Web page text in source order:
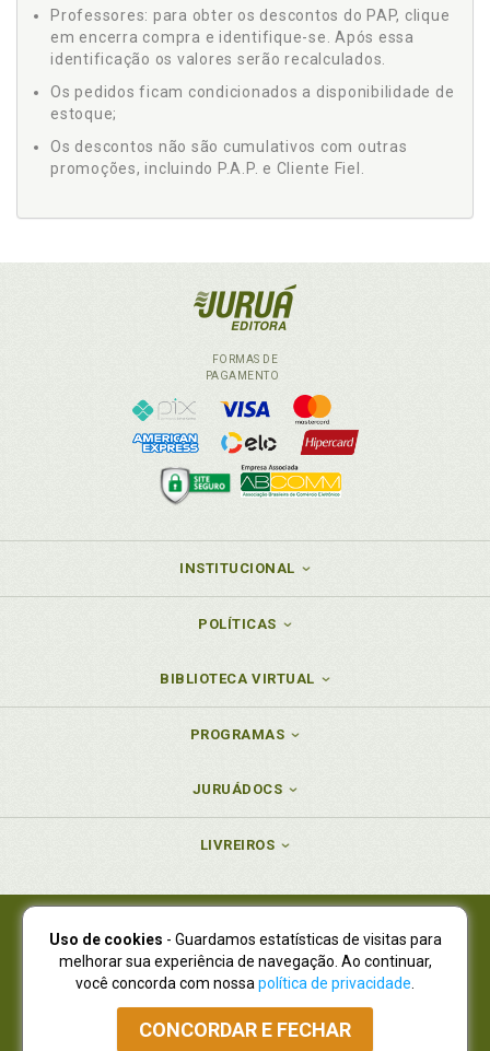
Professores: para obter os descontos do PAP, clique
em encerra compra e identifique-se. Após essa
identificação os valores serão recalculados.
Os pedidos ficam condicionados a disponibilidade de
estoque;
Os descontos não são cumulativos com outras
promoções, incluindo P.A.P. e Cliente Fiel.
FORMAS DE
PAGAMENTO
INSTITUCIONAL
POLÍTICAS
BIBLIOTECA VIRTUAL
PROGRAMAS
JURUÁDOCS
LIVREIROS
Juruá Editora Ltda., CNPJ 77.535.508/0001-19
Juruá Informática Ltda., CNPJ 01.701.561/0001-80
NOVO ENDEREÇO:R. Flávio Dallegrave, 7665, São Lourenço |
Curitiba - Paraná - CEP 82210-310
Atendimento: (41) 4009-3900|Vendas Atacado: (41) 4009-3939
Uso de cookies - Guardamos estatísticas de visitas para
melhorar sua experiência de navegação. Ao continuar,
você concorda com nossa política de privacidade
CONCORDAR E FECHAR